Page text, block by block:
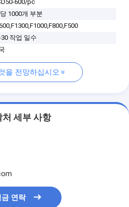
600/pc
1000개 부분
30 작업 일수
을 전망하십시오
처 세부 사항
금 연락